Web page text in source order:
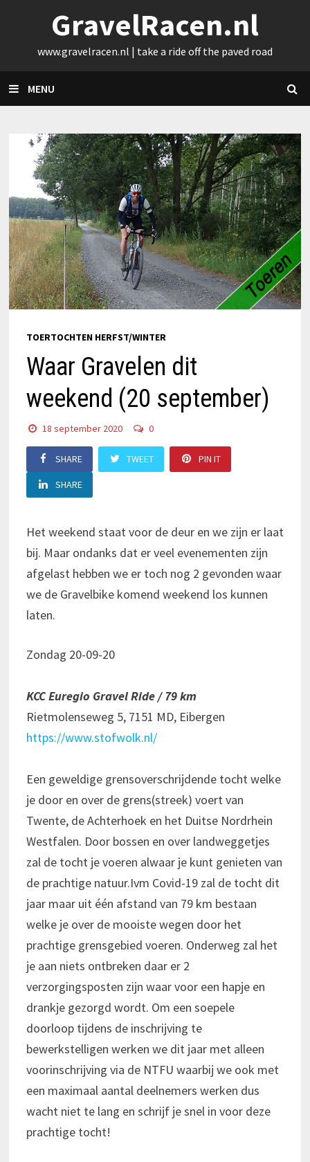
content
GravelRacen.nl
www.gravelracen.nl | take a ride off the paved road
MENU
TOERTOCHTEN HERFST/WINTER
Waar Gravelen dit
weekend (20 september)
18 september 2020 0
SHARE TWEET PIN IT
SHARE
Het weekend staat voor de deur en we zijn er laat
bij. Maar ondanks dat er veel evenementen zijn
afgelast hebben we er toch nog 2 gevonden waar
we de Gravelbike komend weekend los kunnen
laten.
Zondag 20-09-20
KCC Euregio Gravel Ride / 79 km
Rietmolenseweg 5, 7151 MD, Eibergen
https://www.stofwolk.nl/
Een geweldige grensoverschrijdende tocht welke
je door en over de grens(streek) voert van
Twente, de Achterhoek en het Duitse Nordrhein
Westfalen. Door bossen en over landweggetjes
zal de tocht je voeren alwaar je kunt genieten van
de prachtige natuur.Ivm Covid-19 zal de tocht dit
jaar maar uit één afstand van 79 km bestaan
welke je over de mooiste wegen door het
prachtige grensgebied voeren. Onderweg zal het
je aan niets ontbreken daar er 2
verzorgingsposten zijn waar voor een hapje en
drankje gezorgd wordt. Om een soepele
doorloop tijdens de inschrijving te
bewerkstelligen werken we dit jaar met alleen
voorinschrijving via de NTFU waarbij we ook met
een maximaal aantal deelnemers werken dus
wacht niet te lang en schrijf je snel in voor deze
prachtige tocht!